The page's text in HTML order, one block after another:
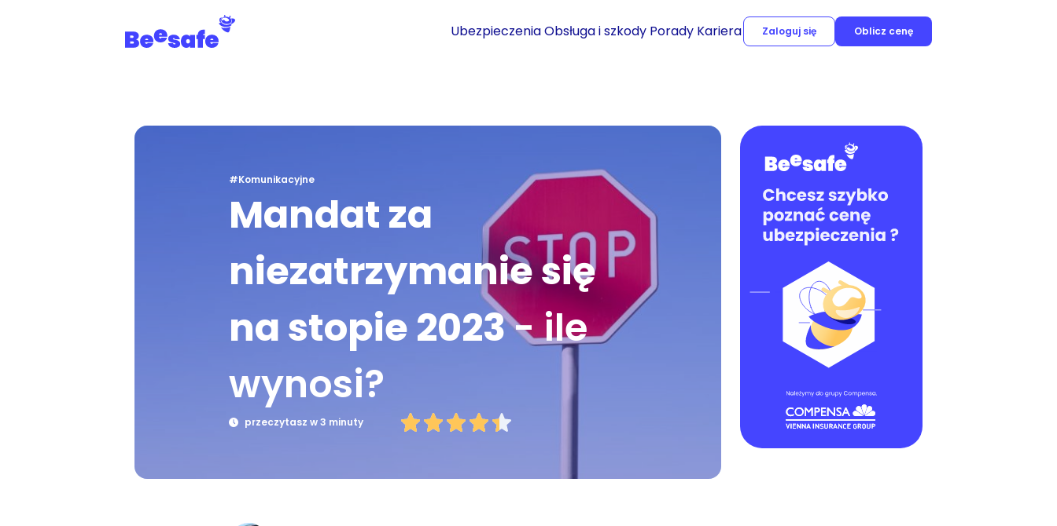
UbezpieczeniaObsługa i szkody Porady Kariera Zaloguj się Oblicz cenę
#Komunikacyjne
Mandat za
niezatrzymanie się
na stopie 2023- ile
wynosi?
przeczytasz w 3 minuty